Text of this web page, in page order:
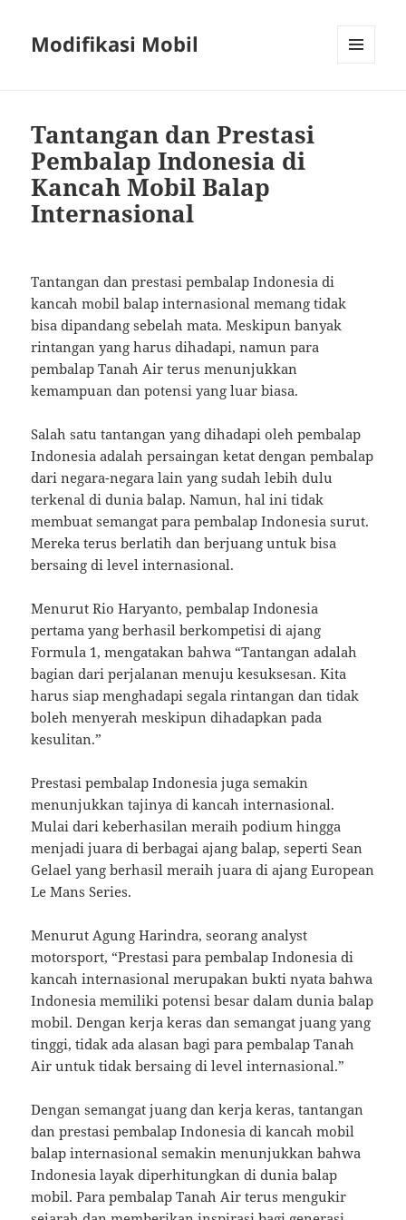
Modifikasi Mobil
Tantangan dan Prestasi
Pembalap Indonesia di
Kancah Mobil Balap
Internasional
Tantangan dan prestasi pembalap Indonesia di
kancah mobil balap internasional memang tidak
bisa dipandang sebelah mata. Meskipun banyak
rintangan yang harus dihadapi, namun para
pembalap Tanah Air terus menunjukkan
kemampuan dan potensi yang luar biasa.
Salah satu tantangan yang dihadapi oleh pembalap
Indonesia adalah persaingan ketat dengan pembalap
dari negara-negara lain yang sudah lebih dulu
terkenal di dunia balap. Namun, hal ini tidak
membuat semangat para pembalap Indonesia surut.
Mereka terus berlatih dan berjuang untuk bisa
bersaing di level internasional.
Menurut Rio Haryanto, pembalap Indonesia
pertama yang berhasil berkompetisi di ajang
Formula 1, mengatakan bahwa “Tantangan adalah
bagian dari perjalanan menuju kesuksesan. Kita
harus siap menghadapi segala rintangan dan tidak
boleh menyerah meskipun dihadapkan pada
kesulitan.”
Prestasi pembalap Indonesia juga semakin
menunjukkan tajinya di kancah internasional.
Mulai dari keberhasilan meraih podium hingga
menjadi juara di berbagai ajang balap, seperti Sean
Gelael yang berhasil meraih juara di ajang European
Le Mans Series.
Menurut Agung Harindra, seorang analyst
motorsport, “Prestasi para pembalap Indonesia di
kancah internasional merupakan bukti nyata bahwa
Indonesia memiliki potensi besar dalam dunia balap
mobil. Dengan kerja keras dan semangat juang yang
tinggi, tidak ada alasan bagi para pembalap Tanah
Air untuk tidak bersaing di level internasional.”
Dengan semangat juang dan kerja keras, tantangan
dan prestasi pembalap Indonesia di kancah mobil
balap internasional semakin menunjukkan bahwa
Indonesia layak diperhitungkan di dunia balap
mobil. Para pembalap Tanah Air terus mengukir